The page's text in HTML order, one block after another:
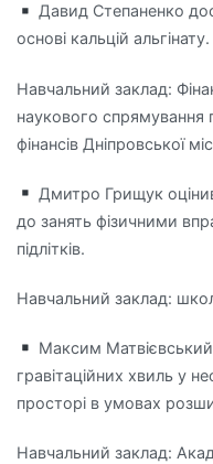
Давид Степаненко
основі кальцій альгінату.
Навчальний заклад:
наукового спрямування
фінансів Дніпровської
Дмитро Грищук
до занять фізичними
підлітків.
Навчальний заклад:
Максим
гравітаційних хвиль у
просторі в умовах
Навчальний заклад: